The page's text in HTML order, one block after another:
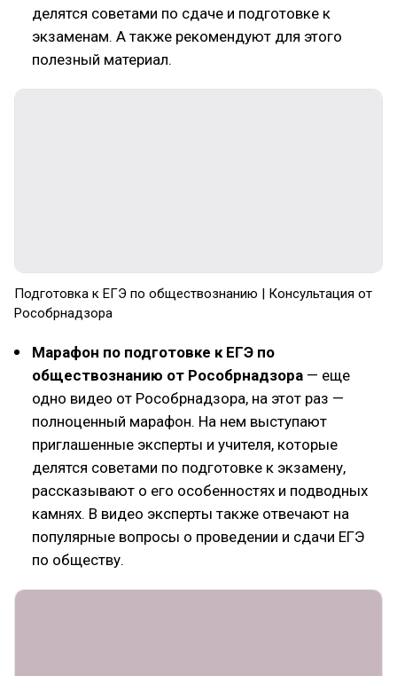
делятся советами по сдаче и подготовке к
экзаменам. А также рекомендуют для этого
полезный материал.
Подготовка к ЕГЭ по обществознанию | Консультация от
Рособрнадзора
Марафон по подготовке к ЕГЭ по
обществознанию от Рособрнадзора — еще
одно видео от Рособрнадзора, на этот раз —
полноценный марафон. На нем выступают
приглашенные эксперты и учителя, которые
делятся советами по подготовке к экзамену,
рассказывают о его особенностях и подводных
камнях. В видео эксперты также отвечают на
популярные вопросы о проведении и сдачи ЕГЭ
по обществу.